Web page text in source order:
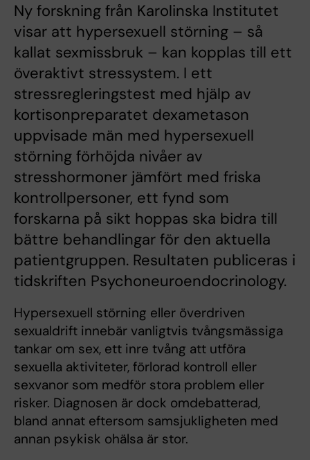
Ny forskning från Karolinska Institutet
visar att hypersexuell störning – så
kallat sexmissbruk – kan kopplas till ett
överaktivt stressystem. I ett
stressregleringstest med hjälp av
kortisonpreparatet dexametason
uppvisade män med hypersexuell
störning förhöjda nivåer av
stresshormoner jämfört med friska
kontrollpersoner, ett fynd som
forskarna på sikt hoppas ska bidra till
bättre behandlingar för den aktuella
patientgruppen. Resultaten publiceras i
tidskriften Psychoneuroendocrinology.
Hypersexuell störning eller överdriven
sexualdrift innebär vanligtvis tvångsmässiga
tankar om sex, ett inre tvång att utföra
sexuella aktiviteter, förlorad kontroll eller
sexvanor som medför stora problem eller
risker. Diagnosen är dock omdebatterad,
bland annat eftersom samsjukligheten med
annan psykisk ohälsa är stor.